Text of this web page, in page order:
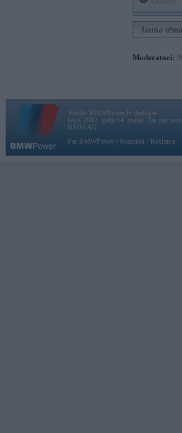
Jauna tēma
Moderatori:
Vortāls BMWPower.lv darbojas
kopš 2002. gada 14. maija. Tas nav
BMW AG.
Par BMWPower
Kontakti Reklāma